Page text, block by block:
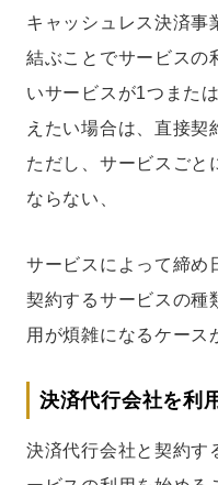
キャッシュレス決済事
結ぶことでサービスの
いサービスが1つまた
えたい場合は、直接契
ただし、サービスごと
ならない、
サービスによって締め
契約するサービスの種
用が煩雑になるケース
決済代行会社を利
決済代行会社と契約す